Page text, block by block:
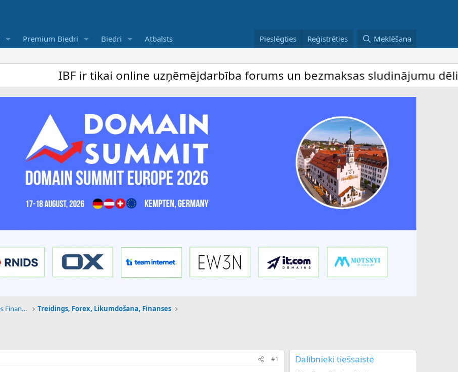
Premium Biedri Biedri Atbalsts Pieslēgties Reģistrēties Meklēšana
IBF ir tikai online uzņēmējdarbība forums un bezmaksas sludinājumu dēlis –
Tehnoloģijas, Kriptovalūtas un Nākotnes Finanses Treidings, Forex, Likumdošana, Finanses
#1 Dalībnieki tiešsaistē